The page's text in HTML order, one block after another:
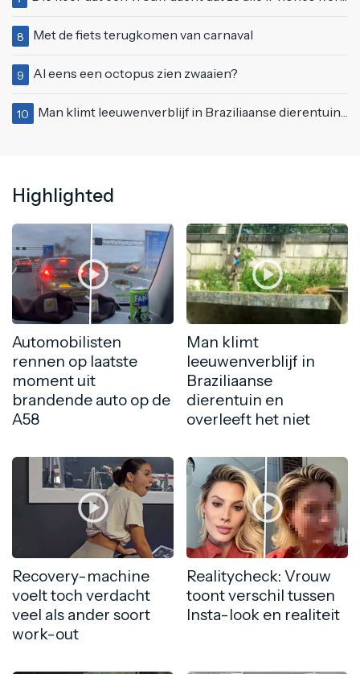
8 Met de fiets terugkomen van carnaval
9 Al eens een octopus zien zwaaien?
10 Man klimt leeuwenverblijf in Braziliaanse dierentuin en overleeft het niet
Highlighted
Automobilisten
rennen op laatste
moment uit
brandende auto op de
A58
Man klimt
leeuwenverblijf in
Braziliaanse
dierentuin en
overleeft het niet
Recovery-machine
voelt toch verdacht
veel als ander soort
work-out
Realitycheck: Vrouw
toont verschil tussen
Insta-look en realiteit